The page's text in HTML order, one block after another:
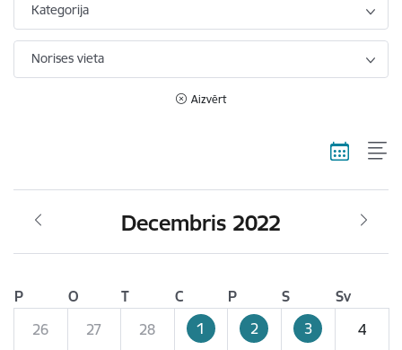
Kategorija
Norises vieta
Aizvērt
Decembris 2022
P O T C P S
Sv
26
27 28 1 2 3 4